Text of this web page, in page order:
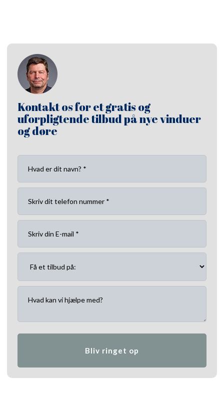
Kontakt os for et gratis og
uforpligtende tilbud på nye vinduer
og døre